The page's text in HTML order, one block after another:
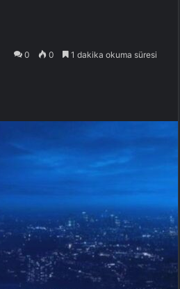
0 0 1 dakika okuma süresi